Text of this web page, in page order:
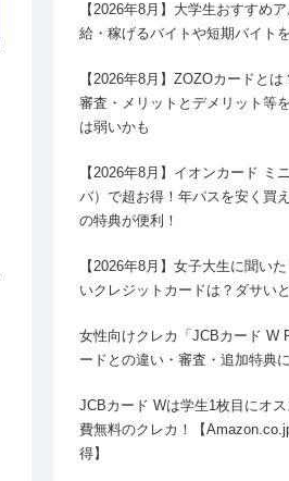
【2026年8月】大学生おすすめ
給・稼げるバイトや短期バイト
【2026年8月】ZOZOカードと
審査・メリットとデメリット等
は弱いかも
【2026年8月】イオンカード ミ
バ）で超お得！年パスを安く買
の特典が便利！
【2026年8月】女子大生に聞い
いクレジットカードは？ダサい
女性向けクレカ「JCBカード W
ードとの違い・審査・追加特典
JCBカード Wは学生1枚目にオ
費無料のクレカ！【
得】